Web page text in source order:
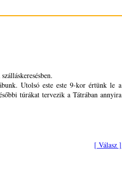
Utolsó este este 9-kor értünk le a
túrákat tervezik a Tátrában annyira
[ Válasz ]